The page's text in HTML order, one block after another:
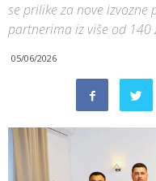
se prilike za nove izvozne
partnerima iz više od 140
05/06/2026